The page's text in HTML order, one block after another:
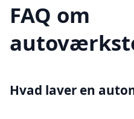
FAQ om
Hvad laver en